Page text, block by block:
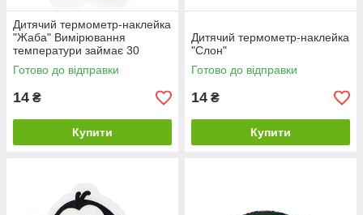
Дитячий термометр-наклейка
"Жаба" Вимірювання
температури займає 30
секунд
Готово до відправки
14 ₴
Купити
Дитячий термометр-наклейка
"Слон"
Готово до відправки
14 ₴
Купити